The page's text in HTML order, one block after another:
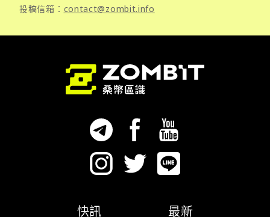
投稿信箱： contact@zombit.info
快訊 最新